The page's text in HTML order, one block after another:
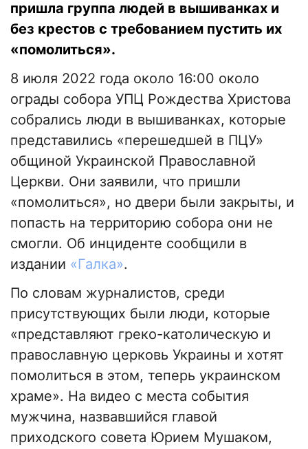
пришла группа людей в вышиванках и
без крестов с требованием пустить их
«помолиться».
8 июля 2022 года около 16:00 около
ограды собора УПЦ Рождества Христова
собрались люди в вышиванках, которые
представились «перешедшей в ПЦУ»
общиной Украинской Православной
Церкви. Они заявили, что пришли
«помолиться», но двери были закрыты, и
попасть на территорию собора они не
смогли. Об инциденте сообщили в
издании «Галка».
По словам журналистов, среди
присутствующих были люди, которые
«представляют греко-католическую и
православную церковь Украины и хотят
помолиться в этом, теперь украинском
храме». На видео с места события
мужчина, назвавшийся главой
приходского совета Юрием Мушаком,